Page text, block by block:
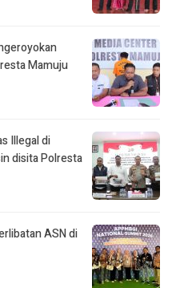
Mamuju
Illegal di
disita Polresta
ASN di